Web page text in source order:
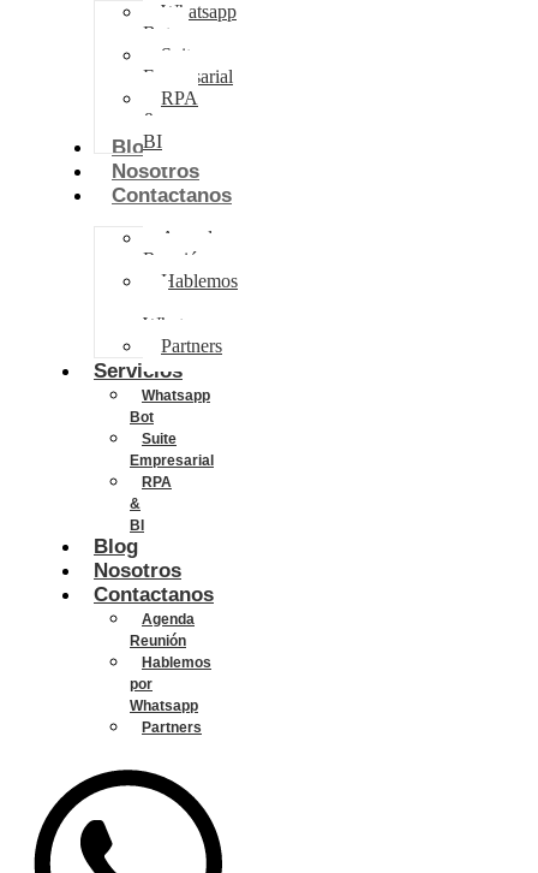
Whatsapp
Bot
Suite
Empresarial
RPA
&
BI
Blog
Nosotros
Contactanos
Agenda
Reunión
Hablemos
Whatsapp
Partners
Servicios
Whatsapp
Bot
Suite
Empresarial
RPA
&
BI
Blog
Nosotros
Contactanos
Agenda
Reunión
Hablemos
por
Whatsapp
Partners